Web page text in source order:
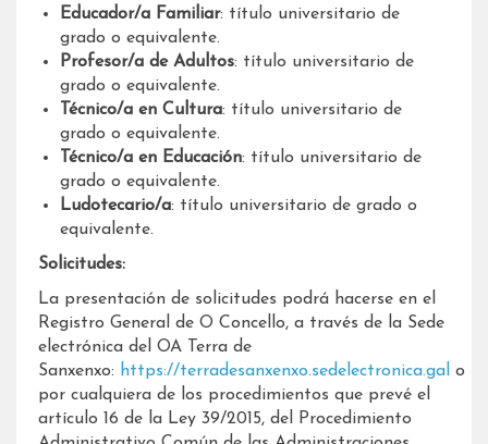
Educador/a Familiar: título universitario de
grado o equivalente.
Profesor/a de Adultos: título universitario de
grado o equivalente.
Técnico/a en Cultura: título universitario de
grado o equivalente.
Técnico/a en Educación: título universitario de
grado o equivalente.
Ludotecario/a: título universitario de grado o
equivalente.
Solicitudes:
La presentación de solicitudes podrá hacerse en el
Registro General de O Concello, a través de la Sede
electrónica del OA Terra de
Sanxenxo: https://terradesanxenxo.sedelectronica.gal o
por cualquiera de los procedimientos que prevé el
artículo 16 de la Ley 39/2015, del Procedimiento